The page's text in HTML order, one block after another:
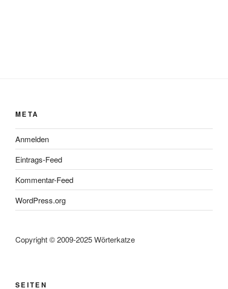
META
Anmelden
Eintrags-Feed
Kommentar-Feed
WordPress.org
Copyright © 2009-2025 Wörterkatze
SEITEN